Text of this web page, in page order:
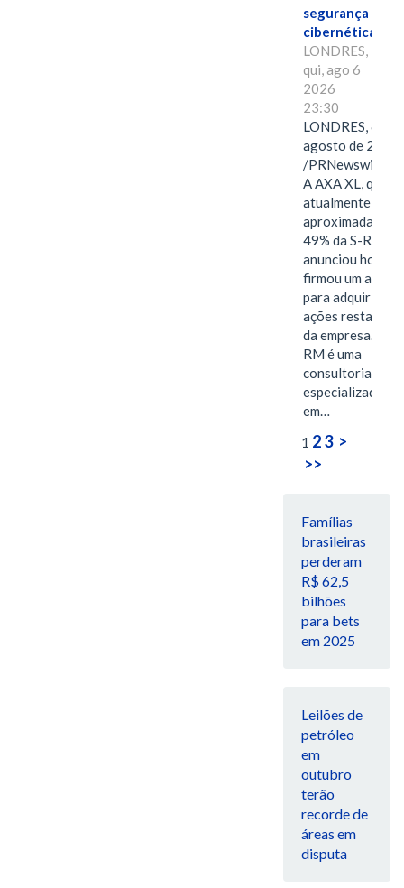
segurança
cibernética
LONDRES,
qui, ago 6
2026
23:30
LONDRES, 6 de
agosto de 2026
/PRNewswire/ --
A AXA XL, que
atualmente
49% da S-RM,
anunciou hoje
firmou um
para adquirir as
ações restantes
da empresa. A S-
RM é uma
consultoria
especializada
em…
1 23 >
>>
Famílias
brasileiras
perderam
R$ 62,5
bilhões
para bets
em 2025
Leilões de
petróleo
em
outubro
terão
recorde de
áreas em
disputa